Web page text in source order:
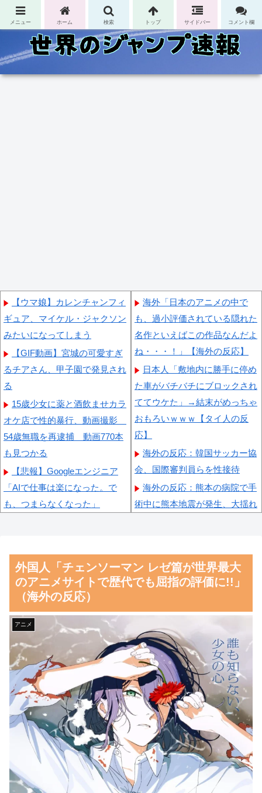
コンテンツへスキップ
【ウマ娘】カレンチャンフィ
ギュア、マイケル・ジャクソン
みたいになってしまう
【GIF動画】宮城の可愛すぎ
るチアさん、甲子園で発見され
る
15歳少女に薬と酒飲ませカラ
オケ店で性的暴行、動画撮影
54歳無職を再逮捕 動画770本
も見つかる
【悲報】Googleエンジニア
「AIで仕事は楽になった。で
も、つまらなくなった」
ーかわいそう…会社滅茶苦茶や
ろなぁ」
【朗報】齋藤飛鳥、前屈みで
完全に見えてる動画が拡散され
てしまう…
磁気嵐、地球由来のイオンが
主導…JAXAの衛星「あらせ」
が観測！
舌を絡ませて、唾液交換して
── ちゅっちゅしながらの濃厚
エッ画像♪
海外「日本よ、お前がナンバ
ーワンだ」 熊本地震直後の日
本の対応のスピードに世界が衝
海外「日本のアニメの中で
も、過小評価されている隠れた
名作といえばこの作品なんだよ
ね・・・！」【海外の反応】
日本人「敷地内に勝手に停め
た車がバチバチにブロックされ
ててウケた」→結末がめっちゃ
おもろいｗｗｗ【タイ人の反
応】
海外の反応：韓国サッカー協
会、国際審判員らを性接待
海外の反応：熊本の病院で手
術中に熊本地震が発生、大揺れ
海外「先進国で日本だけパス
ポート所有率が低すぎる、何故
なのか」
に…」→「2002年の栄光まで疑
われる…（ﾌﾞﾙﾌﾞﾙ」＝韓国の
反応
韓国人「今海外で韓国2002W
杯ベスト4も怪しいと言われて
るよ！性接待がバレちゃったか
らね」
韓国人「どうやら五輪サッカ
ー日韓戦でも審判の接待があっ
た模様…」→「メダル剥奪なの
外国人「チェンソーマン レゼ篇が世界最大
のアニメサイトで歴代でも屈指の評価に!!」
（海外の反応）
アニメ
メニュー ホーム 検索 トップ サイドバー コメント欄